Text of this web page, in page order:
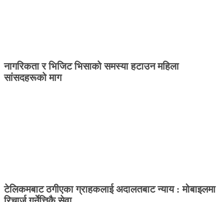
नागरिकता र भिजिट भिसाको समस्या हटाउन महिला
सांसदहरूको माग
टेलिकमबाट ठगीएका ग्राहकलाई अदालतबाट न्याय : मोबाइलमा